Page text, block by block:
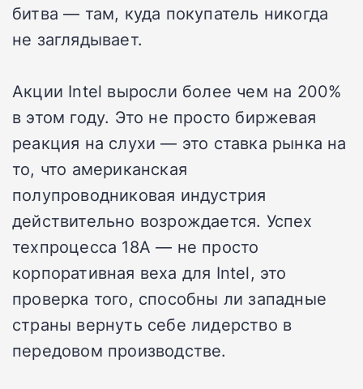
битва — там, куда покупатель никогда
не заглядывает.
Акции Intel выросли более чем на 200%
в этом году. Это не просто биржевая
реакция на слухи — это ставка рынка на
то, что американская
полупроводниковая индустрия
действительно возрождается. Успех
техпроцесса 18A — не просто
корпоративная веха для Intel, это
проверка того, способны ли западные
страны вернуть себе лидерство в
передовом производстве.